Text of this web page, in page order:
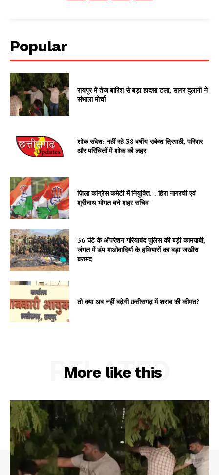
Popular
रायपुर में तेज बारिश से बड़ा हादसा टला, सागर दुलानी ने
संभाला मोर्चा
शोक संदेश: नहीं रहे 38 वर्षीय राकेश त्रिपाठी, परिवार
और परिचितों में शोक की लहर
ज़िला कांग्रेस कमेटी में नियुक्ति… हिरा नागरची एवं
श्रीनाथ भोगल बने शहर सचिव
36 घंटे के ऑपरेशन गरियाबंद पुलिस की बड़ी कामयाबी,
जंगल में डंप माओवादियों के हथियारों का बड़ा जखीरा
बरामद
तो क्या अब नहीं बढ़ेगी छत्तीसगढ़ में शराब की कीमत?
More like this
RELATED